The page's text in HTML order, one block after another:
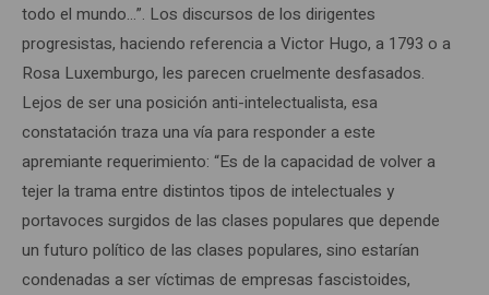
todo el mundo…”. Los discursos de los dirigentes
progresistas, haciendo referencia a Victor Hugo, a 1793 o a
Rosa Luxemburgo, les parecen cruelmente desfasados.
Lejos de ser una posición anti-intelectualista, esa
constatación traza una vía para responder a este
apremiante requerimiento: “Es de la capacidad de volver a
tejer la trama entre distintos tipos de intelectuales y
portavoces surgidos de las clases populares que depende
un futuro político de las clases populares, sino estarían
condenadas a ser víctimas de empresas fascistoides,